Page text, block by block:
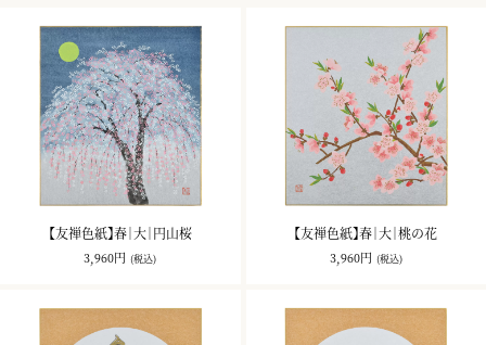
【友禅色紙】春｜大｜円山桜
3,960円 (税込)
【友禅色紙】春｜大｜桃の花
3,960円 (税込)